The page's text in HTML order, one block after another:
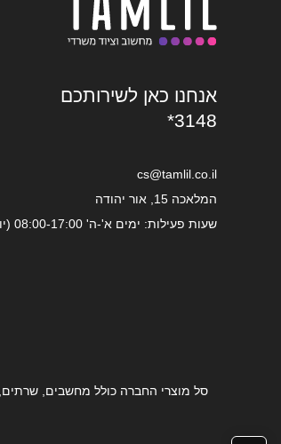
אנחנו כאן לשירותכם
*3148
cs@tamlil.co.il
המלאכה 15, אור יהודה
שעות פעילות: ימים א'-ה' 08:00-17:00 (יום ו' סגור)
סל מוצרי החברה כולל מחשבים, שרתים,